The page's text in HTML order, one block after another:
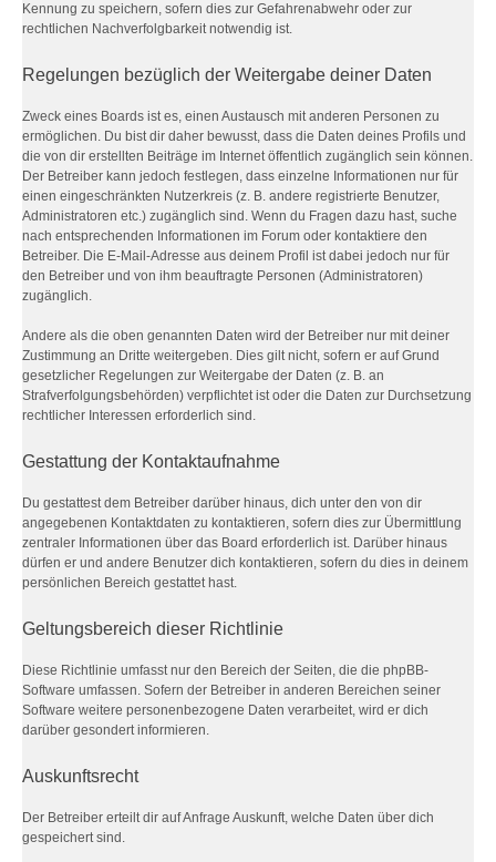
Kennung zu speichern, sofern dies zur Gefahrenabwehr oder zur
rechtlichen Nachverfolgbarkeit notwendig ist.
Regelungen bezüglich der Weitergabe deiner Daten
Zweck eines Boards ist es, einen Austausch mit anderen Personen zu
ermöglichen. Du bist dir daher bewusst, dass die Daten deines Profils und
die von dir erstellten Beiträge im Internet öffentlich zugänglich sein können.
Der Betreiber kann jedoch festlegen, dass einzelne Informationen nur für
einen eingeschränkten Nutzerkreis (z. B. andere registrierte Benutzer,
Administratoren etc.) zugänglich sind. Wenn du Fragen dazu hast, suche
nach entsprechenden Informationen im Forum oder kontaktiere den
Betreiber. Die E-Mail-Adresse aus deinem Profil ist dabei jedoch nur für
den Betreiber und von ihm beauftragte Personen (Administratoren)
zugänglich.
Andere als die oben genannten Daten wird der Betreiber nur mit deiner
Zustimmung an Dritte weitergeben. Dies gilt nicht, sofern er auf Grund
gesetzlicher Regelungen zur Weitergabe der Daten (z. B. an
Strafverfolgungsbehörden) verpflichtet ist oder die Daten zur Durchsetzung
rechtlicher Interessen erforderlich sind.
Gestattung der Kontaktaufnahme
Du gestattest dem Betreiber darüber hinaus, dich unter den von dir
angegebenen Kontaktdaten zu kontaktieren, sofern dies zur Übermittlung
zentraler Informationen über das Board erforderlich ist. Darüber hinaus
dürfen er und andere Benutzer dich kontaktieren, sofern du dies in deinem
persönlichen Bereich gestattet hast.
Geltungsbereich dieser Richtlinie
Diese Richtlinie umfasst nur den Bereich der Seiten, die die phpBB-
Software umfassen. Sofern der Betreiber in anderen Bereichen seiner
Software weitere personenbezogene Daten verarbeitet, wird er dich
darüber gesondert informieren.
Auskunftsrecht
Der Betreiber erteilt dir auf Anfrage Auskunft, welche Daten über dich
gespeichert sind.